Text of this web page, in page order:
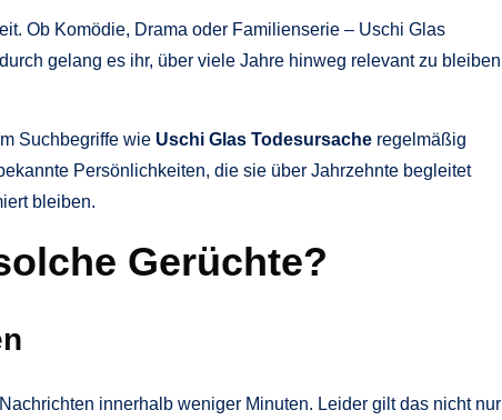
Ob Komödie, Drama oder Familienserie – Uschi Glas
gelang es ihr, über viele Jahre hinweg relevant zu bleiben
Suchbegriffe wie Uschi Glas Todesursache regelmäßig
Persönlichkeiten, die sie über Jahrzehnte begleitet
bleiben.
Gerüchte?
innerhalb weniger Minuten. Leider gilt das nicht nur